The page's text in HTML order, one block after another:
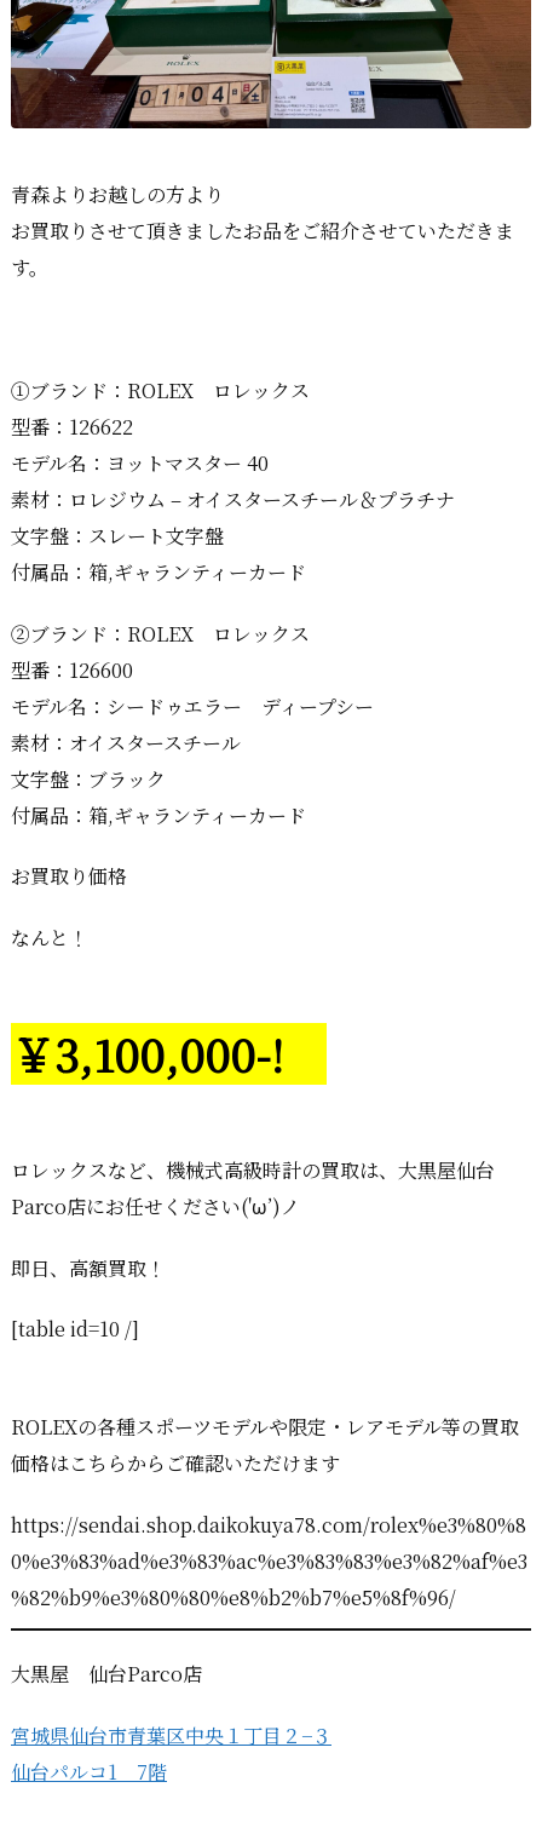
青森よりお越しの方より
お買取りさせて頂きましたお品をご紹介させていただきま
す。
①ブランド：ROLEX ロレックス
型番：126622
モデル名：ヨットマスター 40
素材：ロレジウム – オイスタースチール＆プラチナ
文字盤：スレート文字盤
付属品：箱,ギャランティーカード
②ブランド：ROLEX ロレックス
型番：126600
モデル名：シードゥエラー ディープシー
素材：オイスタースチール
文字盤：ブラック
付属品：箱,ギャランティーカード
お買取り価格
なんと！
￥3,100,000-!
ロレックスなど、機械式高級時計の買取は、大黒屋仙台
Parco店にお任せください('ω’)ノ
即日、高額買取！
[table id=10 /]
ROLEXの各種スポーツモデルや限定・レアモデル等の買取
価格はこちらからご確認いただけます
https://sendai.shop.daikokuya78.com/rolex%e3%80%8
0%e3%83%ad%e3%83%ac%e3%83%83%e3%82%af%e3
%82%b9%e3%80%80%e8%b2%b7%e5%8f%96/
大黒屋 仙台Parco店
宮城県仙台市青葉区中央１丁目２−３
仙台パルコ1 7階